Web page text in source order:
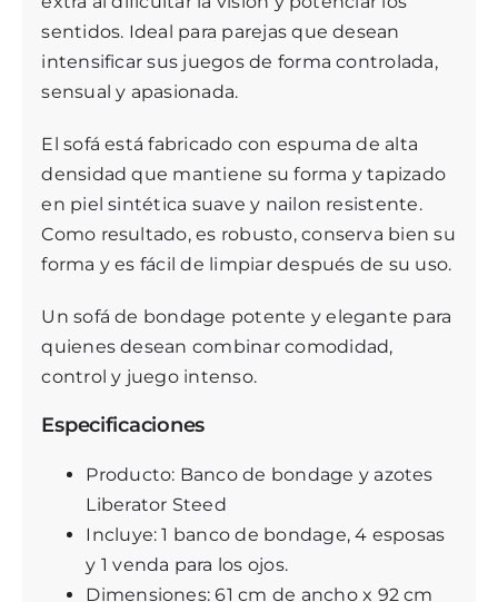
sentidos. Ideal para parejas que desean
intensificar sus juegos de forma controlada,
sensual y apasionada.
El sofá está fabricado con espuma de alta
densidad que mantiene su forma y tapizado
en piel sintética suave y nailon resistente.
Como resultado, es robusto, conserva bien su
forma y es fácil de limpiar después de su uso.
Un sofá de bondage potente y elegante para
quienes desean combinar comodidad,
control y juego intenso.
Especificaciones
Producto: Banco de bondage y azotes
Liberator Steed
Incluye: 1 banco de bondage, 4 esposas
y 1 venda para los ojos.
Dimensiones: 61 cm de ancho x 92 cm